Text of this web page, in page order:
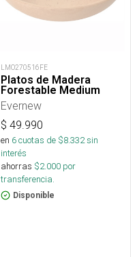
LMO270516FE
Platos de Madera
Forestable Medium
Evernew
$ 49.990
en 6cuotas de $8.332sin
interés
ahorras $2.000 por
transferencia.
Disponible